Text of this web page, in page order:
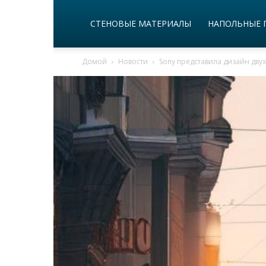
СТЕНОВЫЕ МАТЕРИАЛЫ НАПОЛЬНЫЕ
Домой Новости Sony представила дизайн